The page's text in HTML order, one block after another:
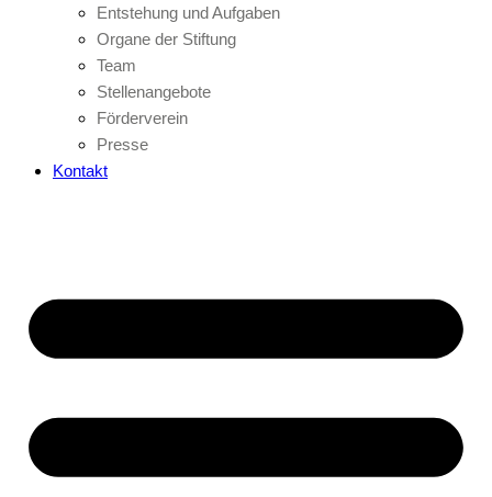
Entstehung und Aufgaben
Organe der Stiftung
Team
Stellenangebote
Förderverein
Presse
Kontakt